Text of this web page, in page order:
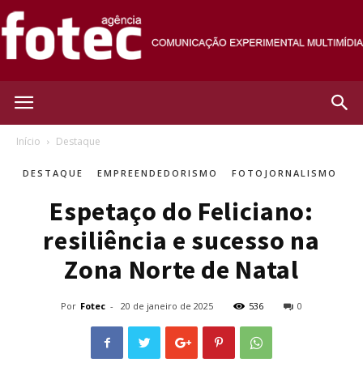
Início Destaque
DESTAQUE EMPREENDEDORISMO FOTOJORNALISMO
Espetaço do Feliciano:
resiliência e sucesso na
Zona Norte de Natal
Por Fotec - 20 de janeiro de 2025 536 0